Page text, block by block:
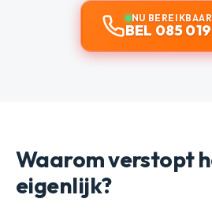
NU BEREIKBAAR
BEL 085
Waarom verstopt
eigenlijk?